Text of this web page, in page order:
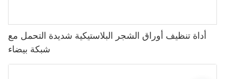
أداة تنظيف أوراق الشجر البلاستيكية شديدة التحمل مع
شبكة بيضاء